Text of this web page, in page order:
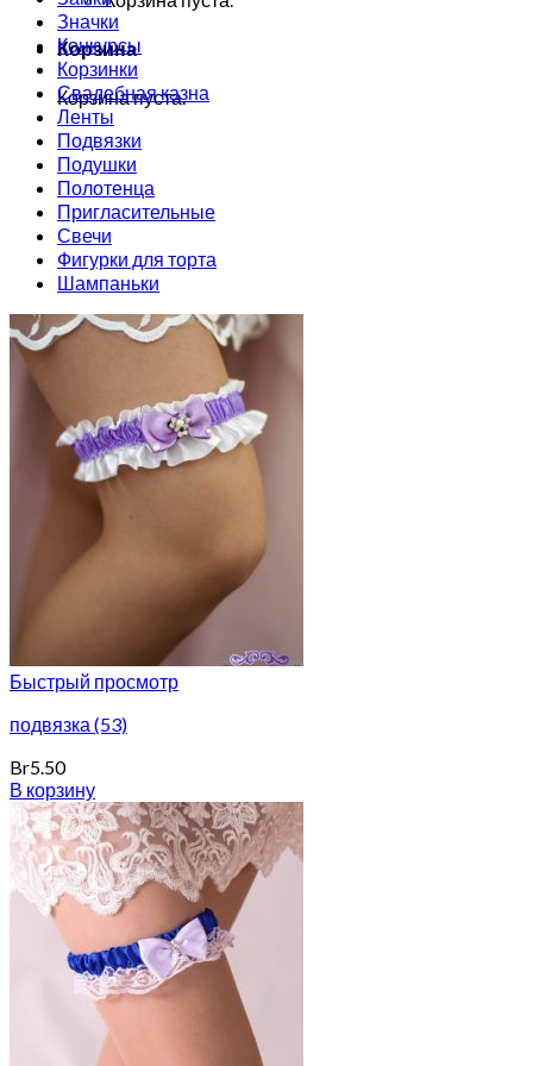
Корзина
Корзина пуста.
Значки
Конкурсы
Корзинки
Свадебная казна
Ленты
Подвязки
Подушки
Полотенца
Пригласительные
Свечи
Фигурки для торта
Шампаньки
Быстрый просмотр
подвязка (53)
Br5.50
В корзину